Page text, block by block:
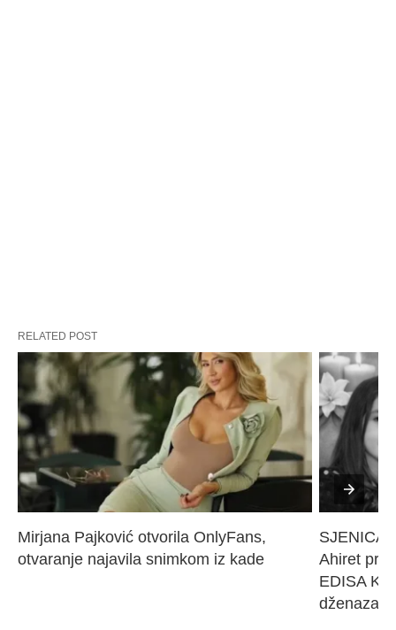
RELATED POST
Mirjana Pajković otvorila OnlyFans,
otvaranje najavila snimkom iz kade
SJENICA
Ahiret
EDISA
dženaza